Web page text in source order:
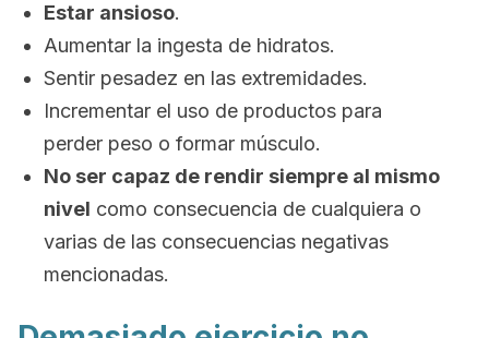
Estar ansioso.
Aumentar la ingesta de hidratos.
Sentir pesadez en las extremidades.
Incrementar el uso de productos para
perder peso o formar músculo.
No ser capaz de rendir siempre al mismo
nivel como consecuencia de cualquiera o
varias de las consecuencias negativas
mencionadas.